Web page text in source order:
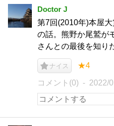
Doctor J
第7回(2010年)本屋
の話。熊野か尾鷲が
さんとの最後を知り
ナイス ★4
コメント(0) 2022/